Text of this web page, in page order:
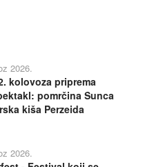
2026.
kolovoza priprema
pomrčina Sunca
kiša Perzeida
2026.